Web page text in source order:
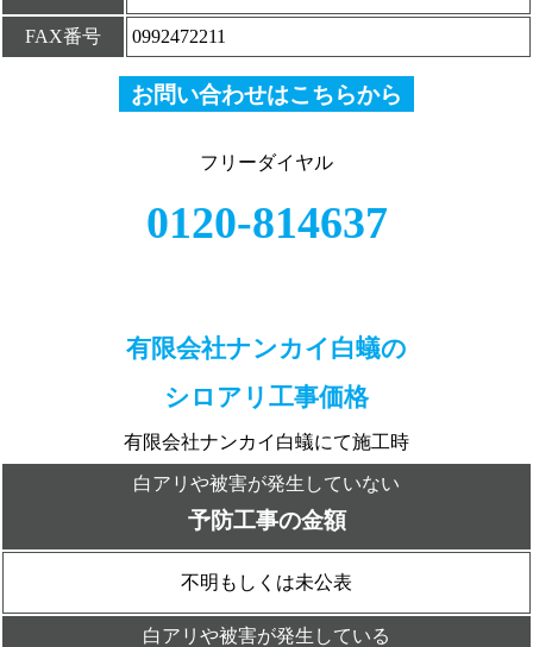
FAX番号 0992472211
お問い合わせはこちらから
フリーダイヤル
0120-814637
有限会社ナンカイ白蟻の
シロアリ工事価格
有限会社ナンカイ白蟻にて施工時
白アリや被害が発生していない
予防工事の金額
不明もしくは未公表
白アリや被害が発生している